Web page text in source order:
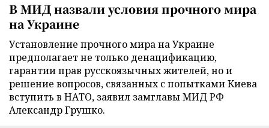
В МИД назвали условия прочного мира
на Украине
Установление прочного мира на Украине
предполагает не только денацификацию,
гарантии прав русскоязычных жителей, но и
решение вопросов, связанных с попытками Киева
вступить в НАТО, заявил замглавы МИД РФ
Александр Грушко.